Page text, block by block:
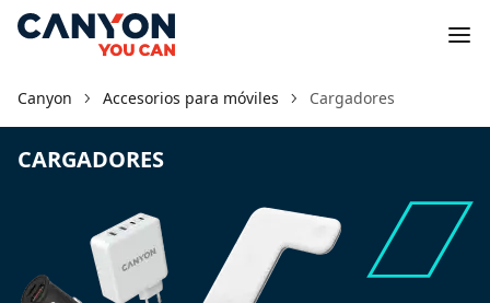
Canyon Accesorios para móviles Cargadores
CARGADORES